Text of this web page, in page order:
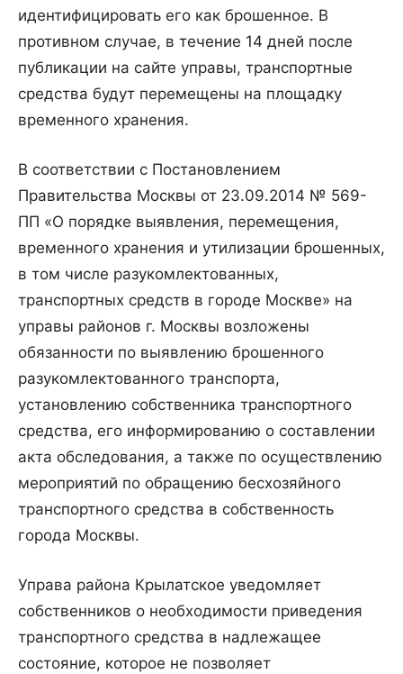
идентифицировать его как брошенное. В
противном случае, в течение 14 дней после
публикации на сайте управы, транспортные
средства будут перемещены на площадку
временного хранения.
В соответствии с Постановлением
Правительства Москвы от 23.09.2014 № 569-
ПП «О порядке выявления, перемещения,
временного хранения и утилизации брошенных,
в том числе разукомлектованных,
транспортных средств в городе Москве» на
управы районов г. Москвы возложены
обязанности по выявлению брошенного
разукомлектованного транспорта,
установлению собственника транспортного
средства, его информированию о составлении
акта обследования, а также по осуществлению
мероприятий по обращению бесхозяйного
транспортного средства в собственность
города Москвы.
Управа района Крылатское уведомляет
собственников о необходимости приведения
транспортного средства в надлежащее
состояние, которое не позволяет